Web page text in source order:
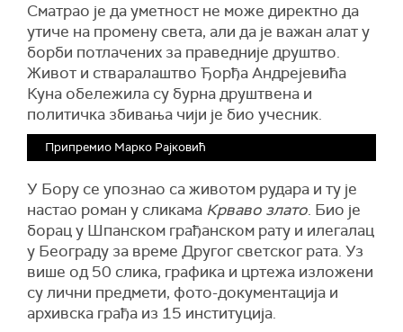
Сматрао је да уметност не може директно да
утиче на промену света, али да је важан алат у
борби потлачених за праведније друштво.
Живот и стваралаштво Ђорђа Андрејевића
Куна обележила су бурна друштвена и
политичка збивања чији је био учесник.
Припремио Марко Рајковић
У Бору се упознао са животом рудара и ту је
настао роман у сликама Крваво злато. Био је
борац у Шпанском грађанском рату и илегалац
у Београду за време Другог светског рата. Уз
више од 50 слика, графика и цртежа изложени
су лични предмети, фото-документација и
архивска грађа из 15 институција.